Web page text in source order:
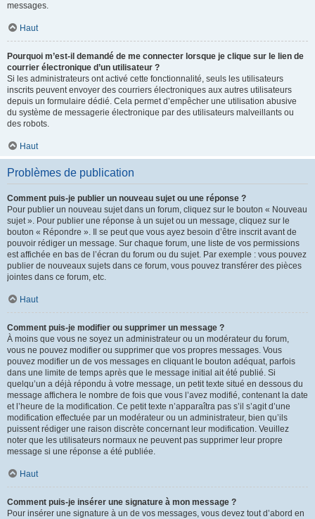
messages.
Haut
Pourquoi m’est-il demandé de me connecter lorsque je clique sur le lien de
courrier électronique d’un utilisateur ?
Si les administrateurs ont activé cette fonctionnalité, seuls les utilisateurs
inscrits peuvent envoyer des courriers électroniques aux autres utilisateurs
depuis un formulaire dédié. Cela permet d’empêcher une utilisation abusive
du système de messagerie électronique par des utilisateurs malveillants ou
des robots.
Haut
Problèmes de publication
Comment puis-je publier un nouveau sujet ou une réponse ?
Pour publier un nouveau sujet dans un forum, cliquez sur le bouton « Nouveau
sujet ». Pour publier une réponse à un sujet ou un message, cliquez sur le
bouton « Répondre ». Il se peut que vous ayez besoin d’être inscrit avant de
pouvoir rédiger un message. Sur chaque forum, une liste de vos permissions
est affichée en bas de l’écran du forum ou du sujet. Par exemple : vous pouvez
publier de nouveaux sujets dans ce forum, vous pouvez transférer des pièces
jointes dans ce forum, etc.
Haut
Comment puis-je modifier ou supprimer un message ?
À moins que vous ne soyez un administrateur ou un modérateur du forum,
vous ne pouvez modifier ou supprimer que vos propres messages. Vous
pouvez modifier un de vos messages en cliquant le bouton adéquat, parfois
dans une limite de temps après que le message initial ait été publié. Si
quelqu’un a déjà répondu à votre message, un petit texte situé en dessous du
message affichera le nombre de fois que vous l’avez modifié, contenant la date
et l’heure de la modification. Ce petit texte n’apparaîtra pas s’il s’agit d’une
modification effectuée par un modérateur ou un administrateur, bien qu’ils
puissent rédiger une raison discrète concernant leur modification. Veuillez
noter que les utilisateurs normaux ne peuvent pas supprimer leur propre
message si une réponse a été publiée.
Haut
Comment puis-je insérer une signature à mon message ?
Pour insérer une signature à un de vos messages, vous devez tout d’abord en